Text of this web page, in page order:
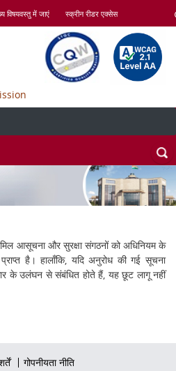
विषयवस्तु में जाएं स्क्रीन रीडर एक्सेस
आसूचना और सुरक्षा संगठनों को अधिनियम के
है। हालाँकि, यदि अनुरोध की गई सूचना
के उलंघन से संबंधित होते हैं, यह छूट लागू नहीं
गोपनीयता नीति